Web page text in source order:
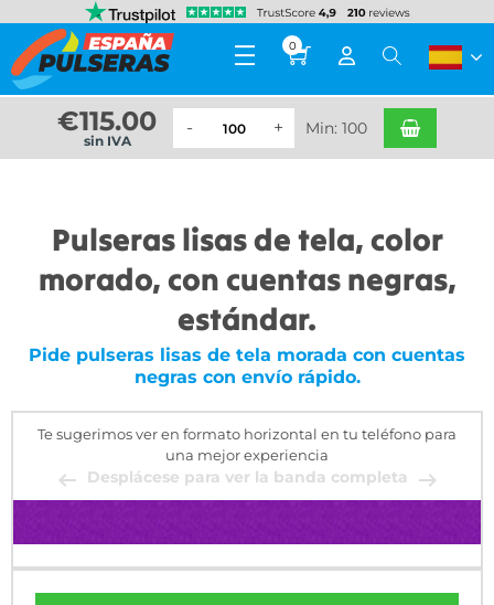
0
€115.00
sin IVA
Min: 100
Pulseras lisas de tela, color
morado, con cuentas negras,
estándar.
Pide pulseras lisas de tela morada con cuentas
negras con envío rápido.
Te sugerimos ver en formato horizontal en tu teléfono para
una mejor experiencia
Desplácese para ver la banda completa